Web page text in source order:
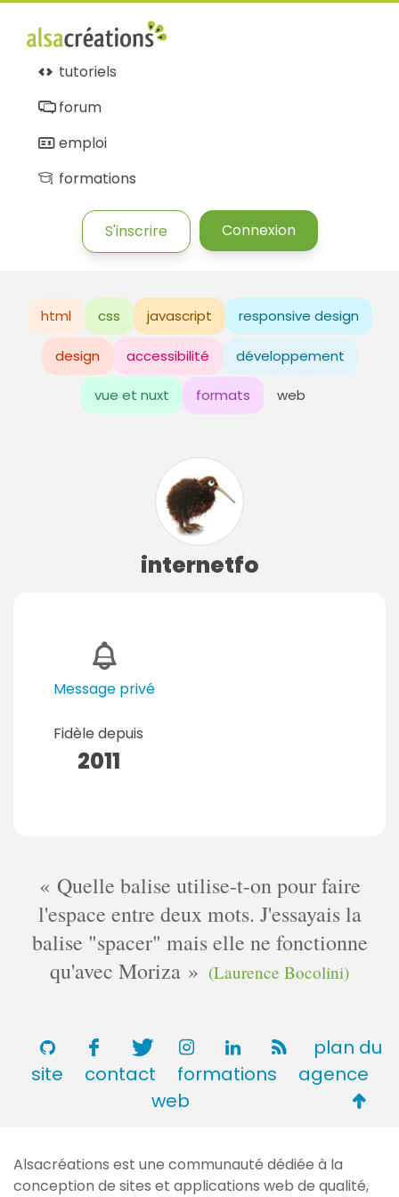
tutoriels
forum
emploi
formations
S'inscrire Connexion
html css javascript responsive design
design accessibilité développement
vue et nuxt formats web
internetfo
Message privé
Fidèle depuis
2011
Quelle balise utilise-t-on pour faire
l'espace entre deux mots. J'essayais la
balise "spacer" mais elle ne fonctionne
qu'avec Moriza
(Laurence Bocolini)
plan du
site
contact formations
agence
web
de
Alsacréations est une communauté dédiée à la
conception de sites et applications web de qualité,